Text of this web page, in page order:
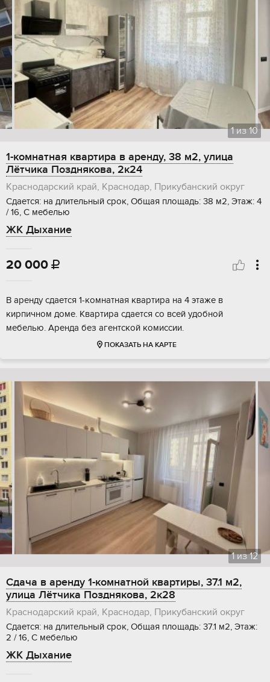
1из10
1-комнатная квартира в аренду, 38 м2, улица
Лётчика Позднякова, 2к24
Краснодарский край, Краснодар, Прикубанский округ
Сдается: на длительный срок, Общая площадь: 38 м2, Этаж: 4
/ 16, С мебелью
ЖК Дыхание
20 000 
В аренду сдается 1-комнатная квартира на 4 этаже в
кирпичном доме. Квартира сдается со всей удобной
мебелью. Аренда без агентской комиссии.
ПОКАЗАТЬ НА КАРТЕ
1из12
Сдача в аренду 1-комнатной квартиры, 37.1 м2,
улица Лётчика Позднякова, 2к28
Краснодарский край, Краснодар, Прикубанский округ
Сдается: на длительный срок, Общая площадь: 37.1 м2, Этаж:
2 / 16, С мебелью
ЖК Дыхание